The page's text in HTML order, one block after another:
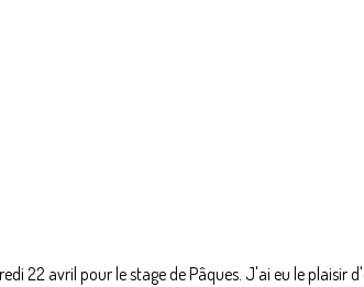
22 avril pour le stage de Pâques. J'ai eu le plaisir